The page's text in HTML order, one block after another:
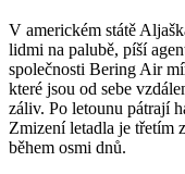
V americkém státě
lidmi na palubě, píší
společnosti Bering Air
které jsou od sebe
záliv. Po letounu pátrají
Zmizení letadla je třetím
během osmi dnů.